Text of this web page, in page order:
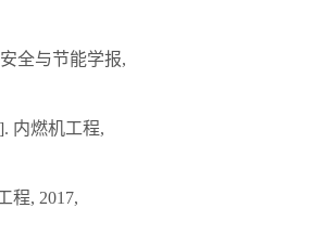
全与节能学报,
内燃机工程,
程, 2017,